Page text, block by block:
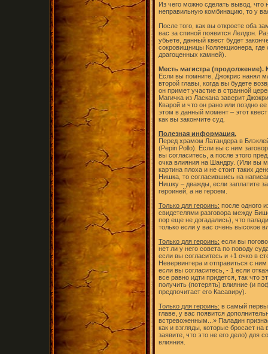
Из чего можно сделать вывод,
неправильную комбинацию, то у
После того, как вы откроете оба
вас за спиной появится Лелдон.
убьете, данный квест будет
сокровищницы Коллекционера, где
драгоценных камней).
Месть магистра (продолжение).
Если вы помните, Джокрис нанял
второй главы, когда вы будете
он примет участие в странной
Магичка из Ласкана заверит
Кварой и что он рано или поздно
этом в данный момент – этот
как вы закончите суд.
Полезная информация.
Перед храмом Латандера в
(Pepin Pollo). Если вы с ним
вы согласитесь, а после этого
очка влияния на Шандру. (Или вы
картина плоха и не стоит таких
Нишка, то согласившись на
Нишку – дважды, если заплатите
героиней, а не героем.
Только для героинь: после одного
свидетелями разговора между
пор еще не догадались), что
только если у вас очень высокое
Только для героинь: если вы
нет ли у него совета по поводу
если вы согласитесь и +1 очко в
Невервинтера и отправиться с
если вы согласитесь, - 1 если
все равно идти придется, так что
получить (потерять) влияние (и
предпочитает его Касавиру).
Только для героинь: в самый
главе, у вас появится
встревоженным...» Паладин
как и взгляды, которые бросает на
заявите, что это не его дело) для
влияния.